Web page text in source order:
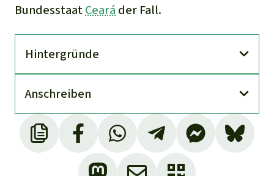
BundesstaatCeará der Fall.
Hinter­gründe
An­schreiben
Conselho Estadual de Defesa dos Direitos
Humanos do Maranhão, 3.2024. RELATÓRIO
TÉCNICO DE INSPEÇÃO IN LOCO N° 001/2024: